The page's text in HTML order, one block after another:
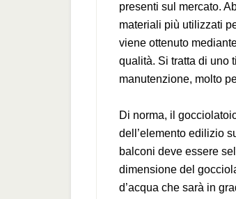
presenti sul mercato.
materiali più utilizzati
viene ottenuto
qualità. Si tratta di uno
manutenzione, molto
Di norma, il
dell’elemento edilizio
balconi deve essere
dimensione del
d’acqua che sarà in